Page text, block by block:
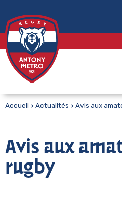
Accueil >Actualités >Avis aux
Avis aux
rugby